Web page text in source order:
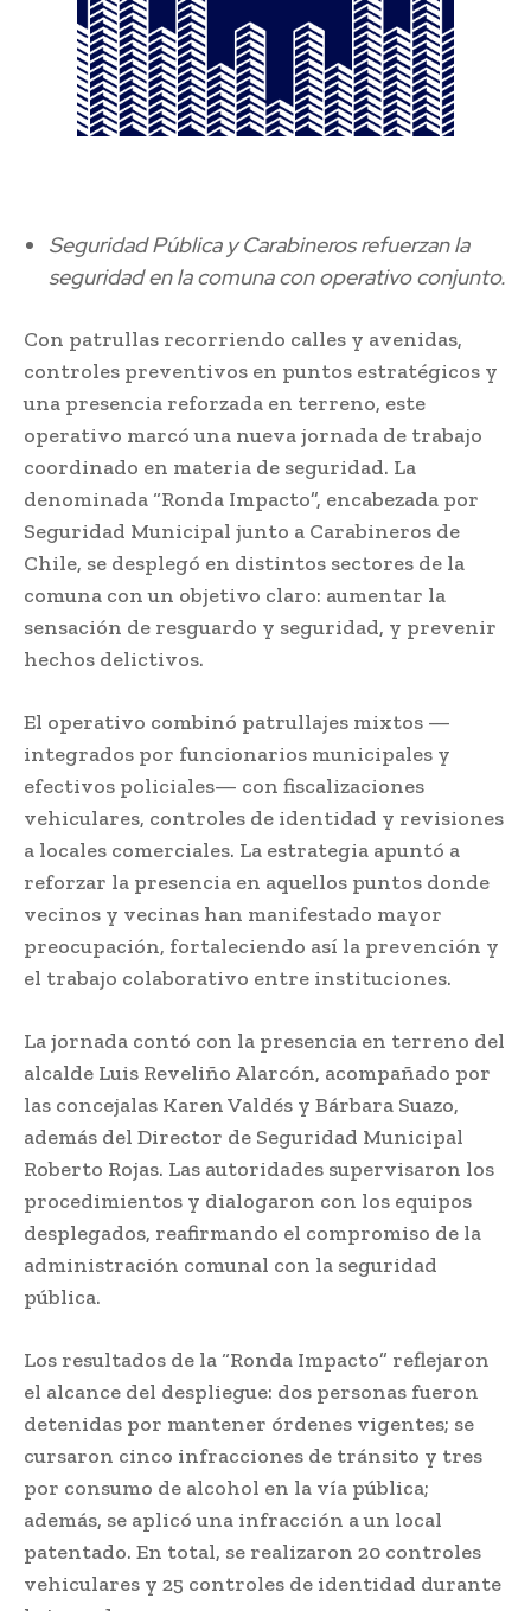
Seguridad Pública y Carabineros refuerzan la
seguridad en la comuna con operativo conjunto.
Con patrullas recorriendo calles y avenidas,
controles preventivos en puntos estratégicos y
una presencia reforzada en terreno, este
operativo marcó una nueva jornada de trabajo
coordinado en materia de seguridad. La
denominada “Ronda Impacto”, encabezada por
Seguridad Municipal junto a Carabineros de
Chile, se desplegó en distintos sectores de la
comuna con un objetivo claro: aumentar la
sensación de resguardo y seguridad, y prevenir
hechos delictivos.
El operativo combinó patrullajes mixtos —
integrados por funcionarios municipales y
efectivos policiales— con fiscalizaciones
vehiculares, controles de identidad y revisiones
a locales comerciales. La estrategia apuntó a
reforzar la presencia en aquellos puntos donde
vecinos y vecinas han manifestado mayor
preocupación, fortaleciendo así la prevención y
el trabajo colaborativo entre instituciones.
La jornada contó con la presencia en terreno del
alcalde Luis Reveliño Alarcón, acompañado por
las concejalas Karen Valdés y Bárbara Suazo,
además del Director de Seguridad Municipal
Roberto Rojas. Las autoridades supervisaron los
procedimientos y dialogaron con los equipos
desplegados, reafirmando el compromiso de la
administración comunal con la seguridad
pública.
Los resultados de la “Ronda Impacto” reflejaron
el alcance del despliegue: dos personas fueron
detenidas por mantener órdenes vigentes; se
cursaron cinco infracciones de tránsito y tres
por consumo de alcohol en la vía pública;
además, se aplicó una infracción a un local
patentado. En total, se realizaron 20 controles
vehiculares y 25 controles de identidad durante